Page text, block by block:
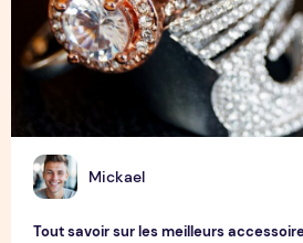
M Mickael
Tout savoir sur les meilleurs